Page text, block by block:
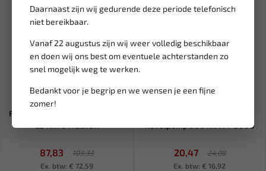
Daarnaast zijn wij gedurende deze periode telefonisch
niet bereikbaar.
Vanaf 22 augustus zijn wij weer volledig beschikbaar
en doen wij ons best om eventuele achterstanden zo
snel mogelijk weg te werken.
Bedankt voor je begrip en we wensen je een fijne
zomer!
Niet op voorraad
FORCE 3/8" Momentsleutel 5-
87,83
103,33
Ex. btw: € 72,59
Leverbaar
hevelpomp 500 ml WT-3008
20,47
24,08
Ex. btw: € 16,92